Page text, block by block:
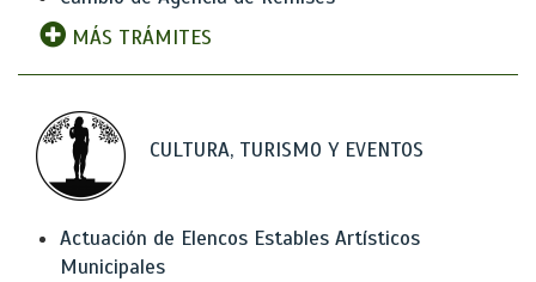
MÁS TRÁMITES
CULTURA, TURISMO Y EVENTOS
Actuación de Elencos Estables Artísticos
Municipales